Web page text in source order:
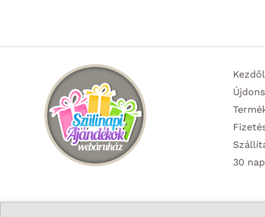
30